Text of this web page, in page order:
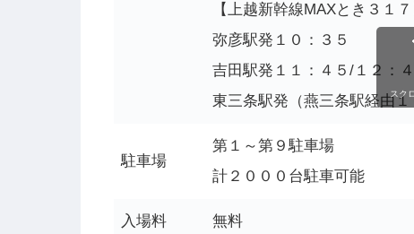
【上越新幹線MAXとき３１
弥彦駅発１０：３５
吉田駅発１１：４５/１２：
東三条駅発（燕三条駅経由
駐車場
第１～第９駐車場
計２０００台駐車可能
入場料 無料
スク